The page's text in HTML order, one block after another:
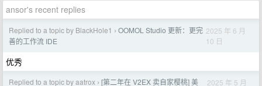
ansor's recent replies
Replied to a topic by BlackHole1 › OOMOL Studio 更新：更完
善的工作流 IDE
2025 年 6 月
10 日
优秀
Replied to a topic by aatrox › [第二年在 V2EX 卖自家樱桃] 美
2025 年 5 月